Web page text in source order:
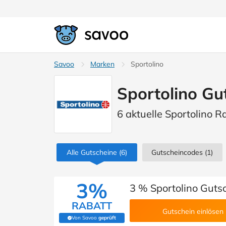
Savoo Marken Sportolino
Sportolino
6 aktuelle Sportolino
Alle Gutscheine (6) Gutscheincodes (1)
3%
RABATT
Von Savoo geprüft
(Von Savoo geprüft)
3 % Sportolino
Gutschein einlösen